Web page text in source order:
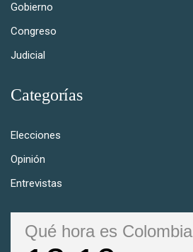
Gobierno
Congreso
Judicial
Categorías
Elecciones
Opinión
Entrevistas
Qué hora es Colombia